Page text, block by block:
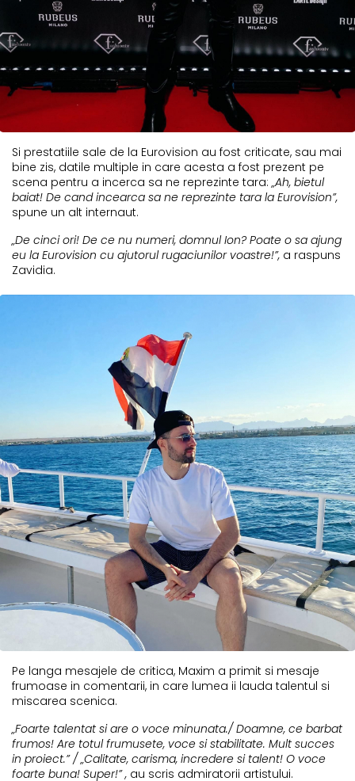
Si prestatiile sale de la Eurovision au fost criticate, sau mai
bine zis, datile multiple in care acesta a fost prezent pe
scena pentru a incerca sa ne reprezinte tara: „Ah, bietul
baiat! De cand incearca sa ne reprezinte tara la Eurovision”,
spune un alt internaut.
„De cinci ori! De ce nu numeri, domnul Ion? Poate o sa ajung
eu la Eurovision cu ajutorul rugaciunilor voastre!”, a raspuns
Zavidia.
Pe langa mesajele de critica, Maxim a primit si mesaje
frumoase in comentarii, in care lumea ii lauda talentul si
miscarea scenica.
„Foarte talentat si are o voce minunata./ Doamne, ce barbat
frumos! Are totul frumusete, voce si stabilitate. Mult succes
in proiect.” / „Calitate, carisma, incredere si talent! O voce
foarte buna! Super!” , au scris admiratorii artistului.